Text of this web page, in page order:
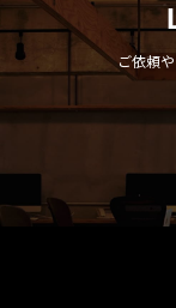
ご依頼